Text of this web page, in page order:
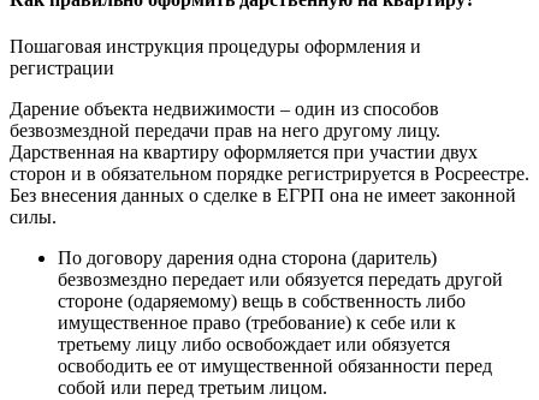
Пошаговая инструкция процедуры оформления и
регистрации
Дарение объекта недвижимости – один из способов
безвозмездной передачи прав на него другому лицу.
Дарственная на квартиру оформляется при участии двух
сторон и в обязательном порядке регистрируется в Росреестре.
Без внесения данных о сделке в ЕГРП она не имеет законной
силы.
По договору дарения одна сторона (даритель)
безвозмездно передает или обязуется передать другой
стороне (одаряемому) вещь в собственность либо
имущественное право (требование) к себе или к
третьему лицу либо освобождает или обязуется
освободить ее от имущественной обязанности перед
собой или перед третьим лицом.